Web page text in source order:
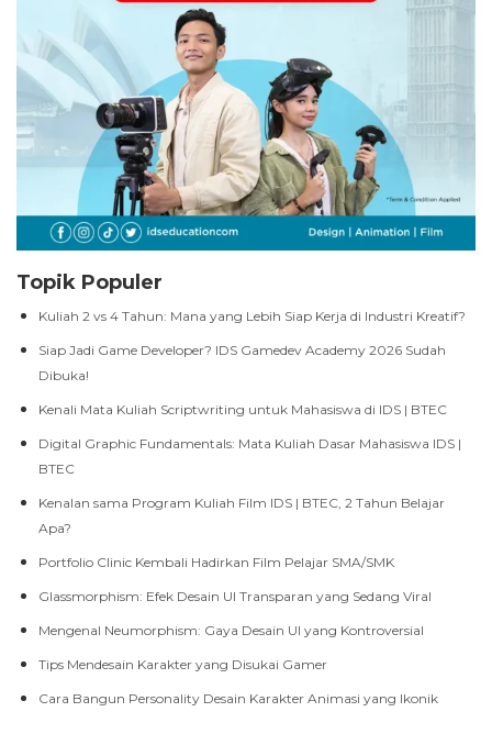
Topik Populer
Kuliah 2 vs 4 Tahun: Mana yang Lebih Siap Kerja di Industri Kreatif?
Siap Jadi Game Developer? IDS Gamedev Academy 2026 Sudah
Dibuka!
Kenali Mata Kuliah Scriptwriting untuk Mahasiswa di IDS | BTEC
Digital Graphic Fundamentals: Mata Kuliah Dasar Mahasiswa IDS |
BTEC
Kenalan sama Program Kuliah Film IDS | BTEC, 2 Tahun Belajar
Apa?
Portfolio Clinic Kembali Hadirkan Film Pelajar SMA/SMK
Glassmorphism: Efek Desain UI Transparan yang Sedang Viral
Mengenal Neumorphism: Gaya Desain UI yang Kontroversial
Tips Mendesain Karakter yang Disukai Gamer
Cara Bangun Personality Desain Karakter Animasi yang Ikonik